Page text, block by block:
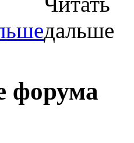
форума